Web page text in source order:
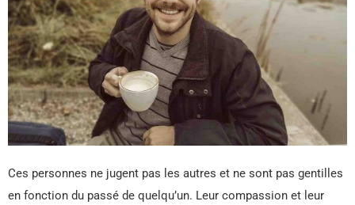
Ces personnes ne jugent pas les autres et ne sont pas gentilles
en fonction du passé de quelqu’un. Leur compassion et leur